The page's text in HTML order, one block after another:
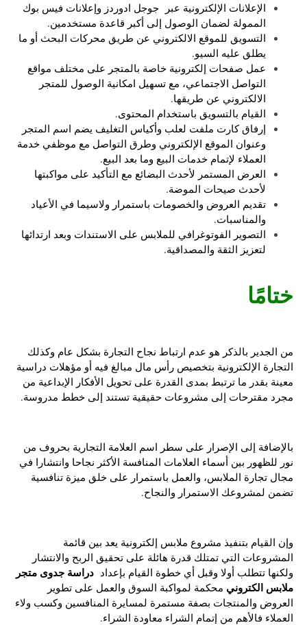
الإعلانات الإلكترونية عبر جوجل ادوردز وإعلانات فيس بوك
الممولة لضمان الوصول إلى أكبر قاعدة مستخدمين.
التسويق للموقع الالكتروني عن طريق محركات البحث أو ما
يطلق عليه السيو.
عمل صفحات إلكترونية خاصة بالمتجر على مختلف مواقع
التواصل الاجتماعي، مع تسهيل امكانية الوصول للمتجر
الالكتروني عن طريقها.
القيام بالتسويق باستخدام المحتوى.
إرفاق كارت ملفت لعلب وأكياس التغليف يضم اسم المتجر
وعنوان الموقع الإلكتروني وطرق التواصل مع موظفي خدمة
العملاء لإتمام خدمات البيع وما بعد البيع.
العرض المستمر لأحدث البضائع مع التأكيد على مواكبتها
لأحدث صيحات الموضة.
تقديم العروض والخصومات باستمرار ولاسيما في الأعياد
والمناسبات.
التصوير الفوتوغرافي للملابس على الاستندات وبعد ارتدائها
لتعزيز الثقة والمصداقية.
ختامًا
من الجدير بالذكر هو عدم ارتباط نجاح التجارة بشكل عام وكذلك
التجارة الإلكترونية بتخصيص رأس مال مبالغ فيه أو مؤهلات دراسية
معينة بقدر ما ترتبط بمدى القدرة على تحويل الأفكار الإبداعية من
مجرد مقترحات إلى مشروعات حقيقية تستند إلى خطط مدروسة.
بالإضافة إلى الإصرار على سطر اسم العلامة التجارية بحروف من
نور للظهور بين أسماء العلامات المنافسة الأكثر نجاحا وانتشارا في
مجال تجارة الملابس، والعمل باستمرار على خلق ميزة تنافسية
تضمن لمشروعك الاستمرار والنجاح.
وإن القيام بتنفيذ مشروع ملابس إلكترونية يعد بين قائمة
المشروعات التي تمتلك قدرة هائلة على تحقيق الربح والانتشار
ولكنها تتطلب أولا وقبل أي خطوة القيام بإعداددراسة جدوى متجر
ملابس الكترونيمحكمة لمواكبة السوق والعمل على تطوير
العروض والمنتجات بصفة مستمرة لمسايرة المنافسين وكسب ولاء
العملاء فالأهم من إتمام الشراء معاودة الشراء.